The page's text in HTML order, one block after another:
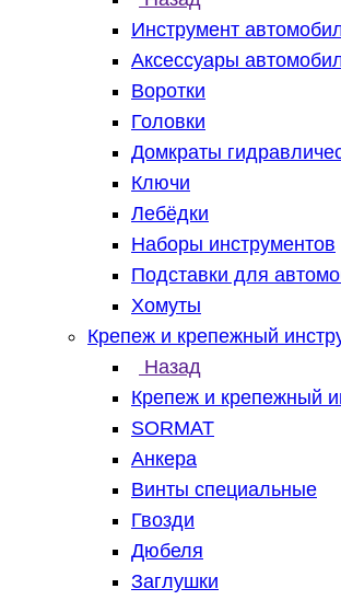
Инструмент
Аксессуары
Воротки
Головки
Домкраты
Ключи
Лебёдки
Наборы инструментов
Подставки для
Хомуты
Крепеж и крепежный
Назад
Крепеж и крепежный
SORMAT
Анкера
Винты специальные
Гвозди
Дюбеля
Заглушки